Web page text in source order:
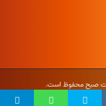
نقشه سایت